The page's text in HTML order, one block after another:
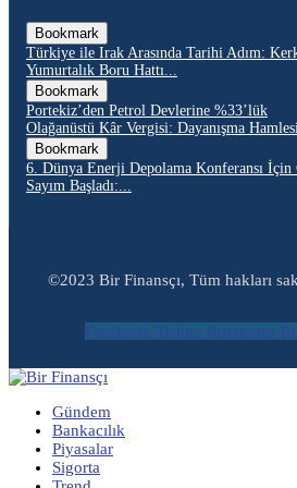
Bookmark
Türkiye ile Irak Arasında Tarihi Adım:
Yumurtalık Boru Hattı...
Bookmark
Portekiz’den Petrol Devlerine %33’lük
Olağanüstü Kâr Vergisi: Dayanışma
Bookmark
6. Dünya Enerji Depolama Konferansı İçin
Sayım Başladı:...
©2023 Bir Finansçı, Tüm hakları
Facebook Twitter Instagram
Gündem
Bankacılık
Piyasalar
Sigorta